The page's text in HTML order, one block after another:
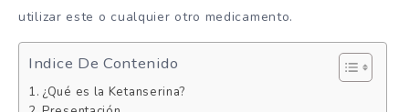
utilizar este o cualquier otro medicamento.
Indice De Contenido
¿Qué es la Ketanserina?